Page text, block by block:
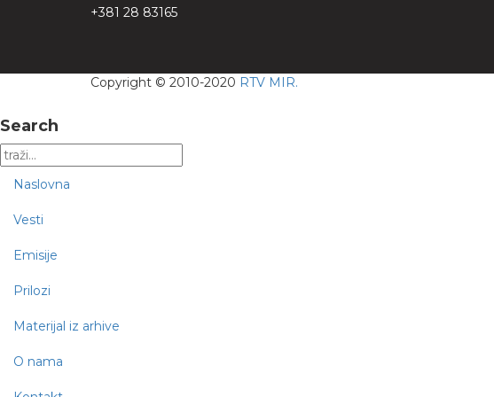
+381 28 83165
Copyright © 2010-2020 RTV MIR.
Search
Naslovna
Vesti
Emisije
Prilozi
Materijal iz arhive
O nama